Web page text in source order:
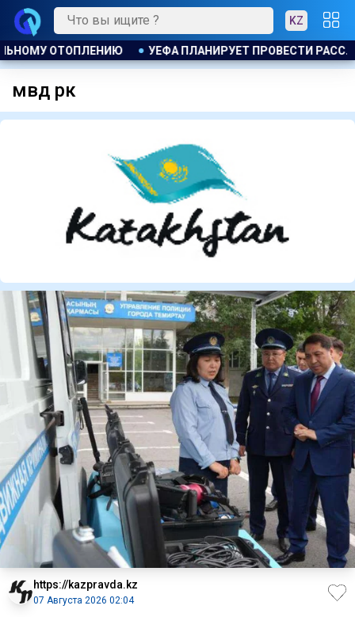
KZ
ИНИЦИАТИВЫ ФИФА ПО ПРОДАЖЕ
мвд рк
https://kazpravda.kz
07 Августа 2026 02:04